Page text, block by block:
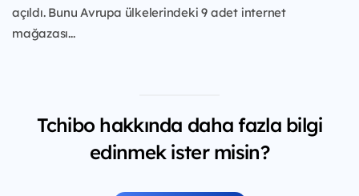
açıldı. Bunu Avrupa ülkelerindeki 9 adet internet
mağazası...
Tchibo hakkında daha fazla bilgi
edinmek ister misin?